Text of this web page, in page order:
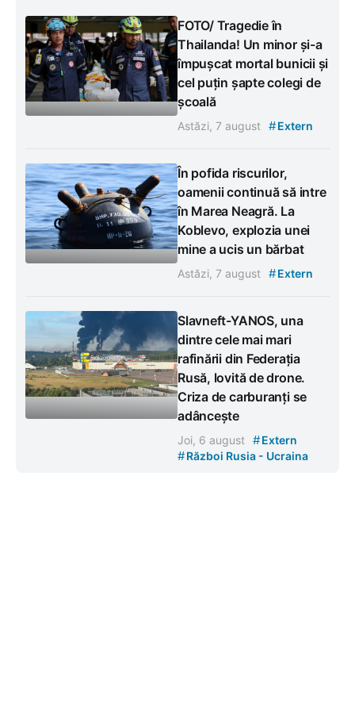
FOTO/ Tragedie în
Thailanda! Un minor și-a
împușcat mortal bunicii și
cel puțin șapte colegi de
școală
Astăzi, 7 august #Extern
În pofida riscurilor,
oamenii continuă să intre
în Marea Neagră. La
Koblevo, explozia unei
mine a ucis un bărbat
Astăzi, 7 august #Extern
Slavneft-YANOS, una
dintre cele mai mari
rafinării din Federația
Rusă, lovită de drone.
Criza de carburanți se
adâncește
Joi, 6 august #Extern
#Război Rusia - Ucraina